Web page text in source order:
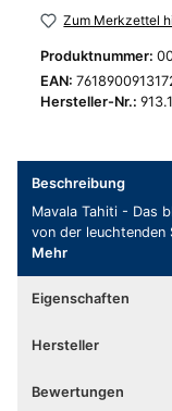
Zum Merkzettel
Produktnummer:
EAN:
Hersteller-Nr.:
Beschreibung
Mavala Tahiti - Das
von der leuchtenden
Mehr
Eigenschaften
Hersteller
Bewertungen